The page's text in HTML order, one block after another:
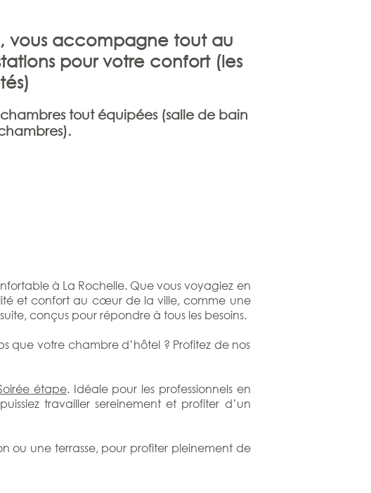
vous accompagne tout au
pour votre confort (les
tout équipées (salle de bain
à La Rochelle. Que vous voyagiez en
et confort au cœur de la ville, comme une
conçus pour répondre à tous les besoins.
que votre chambre d’hôtel ? Profitez de nos
étape. Idéale pour les professionnels en
travailler sereinement et profiter d’un
ou une terrasse, pour profiter pleinement de